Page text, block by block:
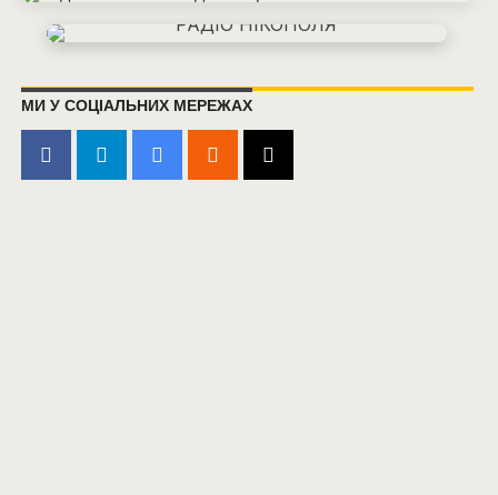
МИ У СОЦІАЛЬНИХ МЕРЕЖАХ